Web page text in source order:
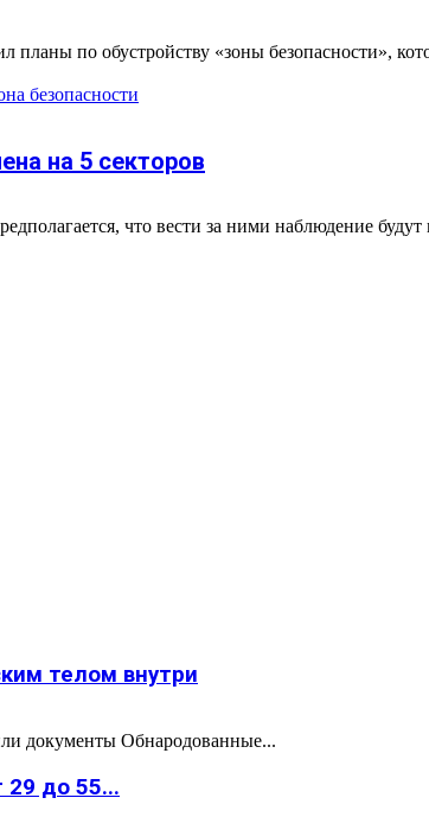
планы по обустройству «зоны безопасности»,
безопасности
на 5 секторов
что вести за ними наблюдение
телом внутри
документы Обнародованные...
до 55...